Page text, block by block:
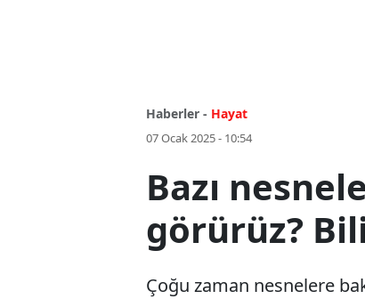
Haberler - Hayat
07 Ocak 2025 - 10:54
Bazı
görürüz?
Çoğu zaman nesnelere